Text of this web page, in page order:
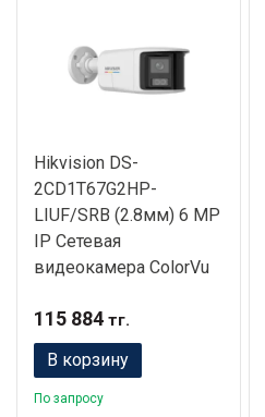
Hikvision DS-
2CD1T67G2HP-
LIUF/SRB (2.8мм) 6 MP
IP Сетевая
видеокамера ColorVu
115 884 тг.
В корзину
По запросу